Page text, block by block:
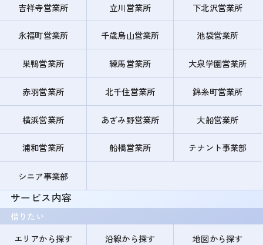
吉祥寺営業所 立川営業所 下北沢営業所
永福町営業所 千歳烏山営業所 池袋営業所
巣鴨営業所 練馬営業所 大泉学園営業所
赤羽営業所 北千住営業所 錦糸町営業所
横浜営業所 あざみ野営業所 大船営業所
浦和営業所 船橋営業所 テナント事業部
シニア事業部
サービス内容
借りたい
エリアから探す
沿線から探す 地図から探す